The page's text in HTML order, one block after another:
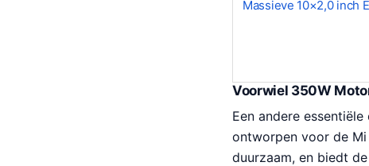
Massieve 10×2,0 inch
Voorwiel 350W
Een andere
ontworpen voor de
duurzaam, en biedt